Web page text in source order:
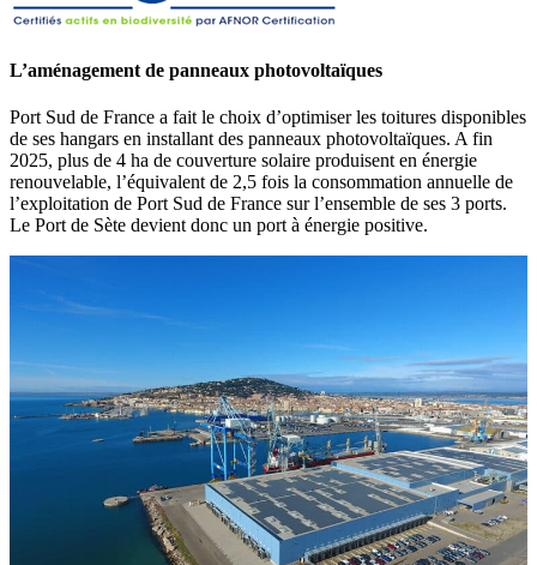
L’aménagement de panneaux photovoltaïques
Port Sud de France a fait le choix d’optimiser les toitures disponibles
de ses hangars en installant des panneaux photovoltaïques. A fin
2025, plus de 4 ha de couverture solaire produisent en énergie
renouvelable, l’équivalent de 2,5 fois la consommation annuelle de
l’exploitation de Port Sud de France sur l’ensemble de ses 3 ports.
Le Port de Sète devient donc un port à énergie positive.